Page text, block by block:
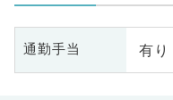
通勤手当 有り